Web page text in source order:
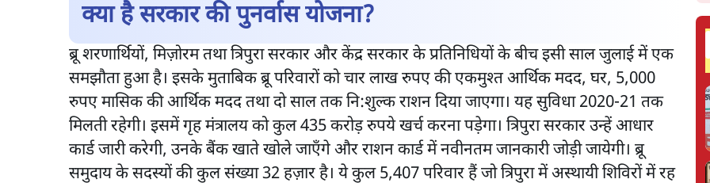
क्या है सरकार की पुनर्वास योजना?
ब्रू शरणार्थियों, मिज़ोरम तथा त्रिपुरा सरकार और केंद्र सरकार के प्रतिनिधियों के बीच इसी साल जुलाई में एक
समझौता हुआ है। इसके मुताबिक ब्रू परिवारों को चार लाख रुपए की एकमुश्त आर्थिक मदद, घर, 5,000
रुपए मासिक की आर्थिक मदद तथा दो साल तक नि:शुल्क राशन दिया जाएगा। यह सुविधा 2020-21 तक
मिलती रहेगी। इसमें गृह मंत्रालय को कुल 435 करोड़ रुपये खर्च करना पड़ेगा। त्रिपुरा सरकार उन्हें आधार
कार्ड जारी करेगी, उनके बैंक खाते खोले जाएँगे और राशन कार्ड में नवीनतम जानकारी जोड़ी जायेगी। ब्रू
समुदाय के सदस्यों की कुल संख्या 32 हज़ार है। ये कुल 5,407 परिवार हैं जो त्रिपुरा में अस्थायी शिविरों में रह